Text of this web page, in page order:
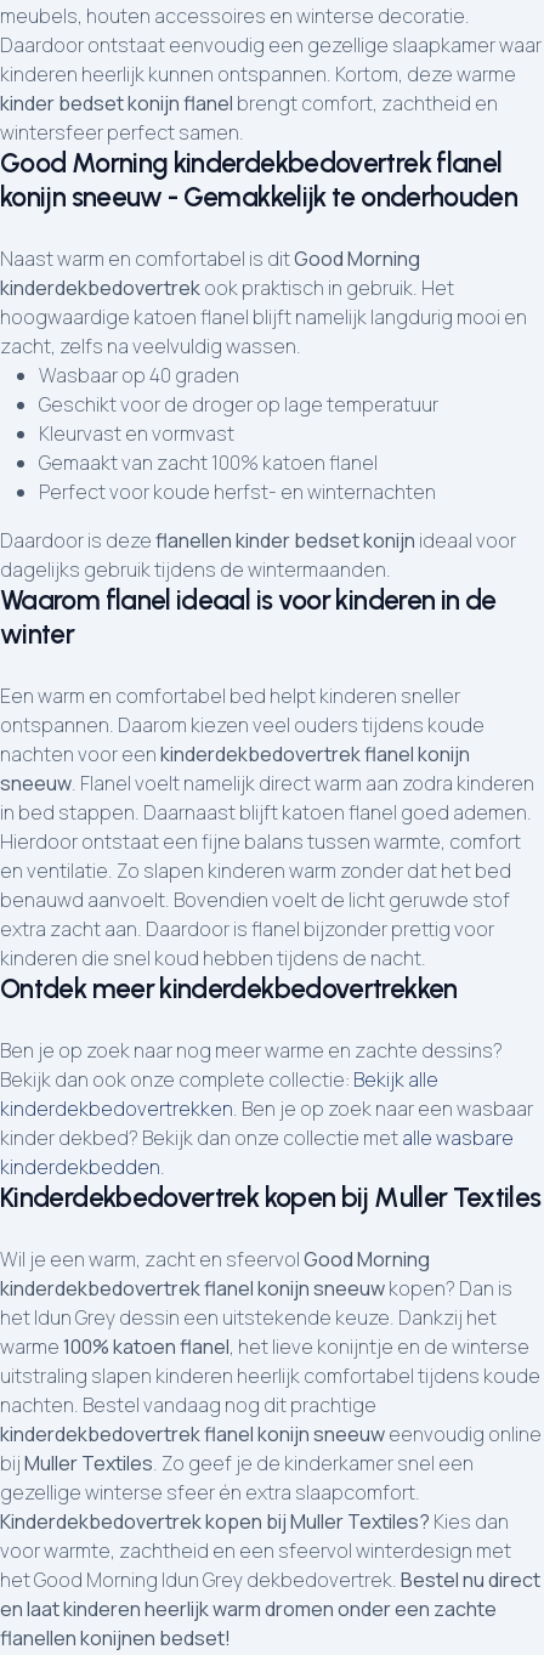
meubels, houten accessoires en winterse decoratie.
Daardoor ontstaat eenvoudig een gezellige slaapkamer waar
kinderen heerlijk kunnen ontspannen. Kortom, deze warme
kinder bedset konijn flanel brengt comfort, zachtheid en
wintersfeer perfect samen.
Good Morning kinderdekbedovertrek flanel
konijn sneeuw - Gemakkelijk te onderhouden
Naast warm en comfortabel is ditGood Morning
kinderdekbedovertrekook praktisch in gebruik. Het
hoogwaardige katoen flanel blijft namelijk langdurig mooi en
zacht, zelfs na veelvuldig wassen.
Wasbaar op 40 graden
Geschikt voor de droger op lage temperatuur
Kleurvast en vormvast
Gemaakt van zacht 100% katoen flanel
Perfect voor koude herfst- en winternachten
Daardoor is dezeflanellen kinder bedset konijn ideaal voor
dagelijks gebruik tijdens de wintermaanden.
Waarom flanel ideaal is voor kinderen in de
winter
Een warm en comfortabel bed helpt kinderen sneller
ontspannen. Daarom kiezen veel ouders tijdens koude
nachten voor eenkinderdekbedovertrek flanel konijn
sneeuw. Flanel voelt namelijk direct warm aan zodra kinderen
in bed stappen. Daarnaast blijft katoen flanel goed ademen.
Hierdoor ontstaat een fijne balans tussen warmte, comfort
en ventilatie. Zo slapen kinderen warm zonder dat het bed
benauwd aanvoelt. Bovendien voelt de licht geruwde stof
extra zacht aan. Daardoor is flanel bijzonder prettig voor
kinderen die snel koud hebben tijdens de nacht.
Ontdek meer kinderdekbedovertrekken
Ben je op zoek naar nog meer warme en zachte dessins?
Bekijk dan ook onze complete collectie: Bekijk alle
kinderdekbedovertrekken. Ben je op zoek naar een wasbaar
kinder dekbed? Bekijk dan onze collectie metalle wasbare
kinderdekbedden.
Kinderdekbedovertrek kopen bij Muller Textiles
Wil je een warm, zacht en sfeervolGood Morning
kinderdekbedovertrek flanel konijn sneeuwkopen? Dan is
het Idun Grey dessin een uitstekende keuze. Dankzij het
warme100% katoen flanel, het lieve konijntje en de winterse
uitstraling slapen kinderen heerlijk comfortabel tijdens koude
nachten. Bestel vandaag nog dit prachtige
kinderdekbedovertrek flanel konijn sneeuweenvoudig online
bijMuller Textiles. Zo geef je de kinderkamer snel een
gezellige winterse sfeer én extra slaapcomfort.
Kinderdekbedovertrek kopen bij Muller Textiles? Kies dan
voor warmte, zachtheid en een sfeervol winterdesign met
het Good Morning Idun Grey dekbedovertrek.Bestel nu direct
en laat kinderen heerlijk warm dromen onder een zachte
flanellen konijnen bedset!